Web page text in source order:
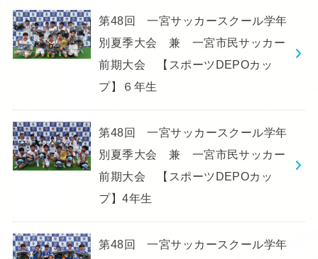
第48回 一宮サッカースクール学年
別夏季大会 兼 一宮市民サッカー
前期大会 【スポーツDEPOカッ
プ】６年生
第48回 一宮サッカースクール学年
別夏季大会 兼 一宮市民サッカー
前期大会 【スポーツDEPOカッ
プ】4年生
第48回 一宮サッカースクール学年